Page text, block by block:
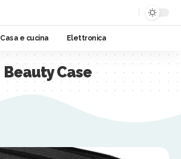
Casa e cucina Elettronica
Beauty Case